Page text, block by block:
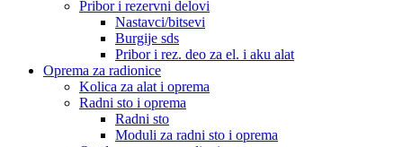
Pribor i rezervni delovi
Nastavci/bitsevi
Burgije sds
Pribor i rez. deo za el. i aku alat
Oprema za radionice
Kolica za alat i oprema
Radni sto i oprema
Radni sto
Moduli za radni sto i oprema